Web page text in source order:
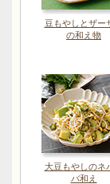
豆もやしとザー
の和え物
大豆もやしのネ
バ和え